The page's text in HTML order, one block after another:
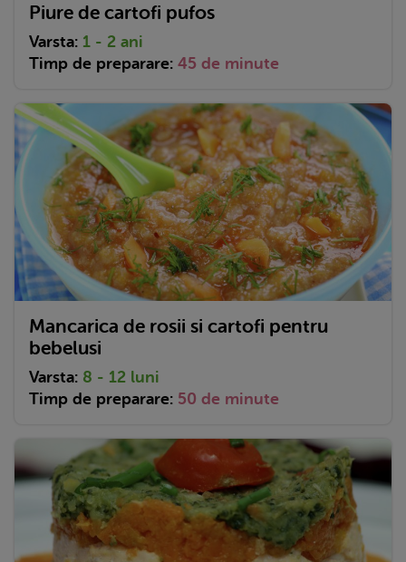
Piure de cartofi pufos
Varsta: 1 - 2 ani
Timp de preparare: 45 de minute
Mancarica de rosii si cartofi pentru
bebelusi
Varsta: 8 - 12 luni
Timp de preparare: 50 de minute